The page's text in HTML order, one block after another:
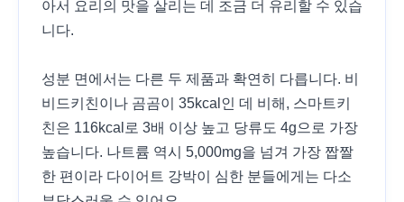
아서 요리의 맛을 살리는 데 조금 더 유리할 수 있습
니다.
성분 면에서는 다른 두 제품과 확연히 다릅니다. 비
비드키친이나 곰곰이 35kcal인 데 비해, 스마트키
친은 116kcal로 3배 이상 높고 당류도 4g으로 가장
높습니다. 나트륨 역시 5,000mg을 넘겨 가장 짭짤
한 편이라 다이어트 강박이 심한 분들에게는 다소